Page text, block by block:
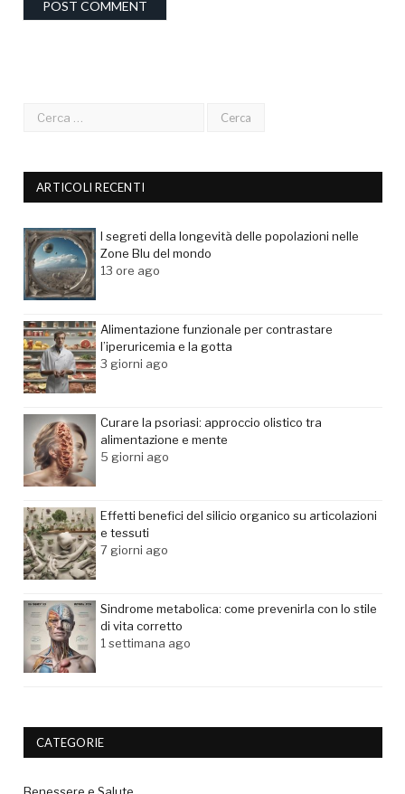
ARTICOLI RECENTI
I segreti della longevità delle popolazioni nelle
Zone Blu del mondo
13 ore ago
Alimentazione funzionale per contrastare
l’iperuricemia e la gotta
3 giorni ago
Curare la psoriasi: approccio olistico tra
alimentazione e mente
5 giorni ago
Effetti benefici del silicio organico su articolazioni
e tessuti
7 giorni ago
Sindrome metabolica: come prevenirla con lo stile
di vita corretto
1 settimana ago
CATEGORIE